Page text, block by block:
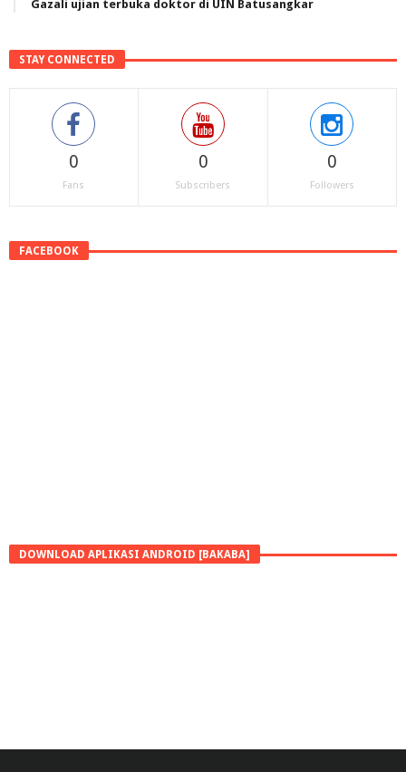
Gazali ujian terbuka doktor di UIN Batusangkar
STAY CONNECTED
0
Fans
0
Subscribers
0
Followers
FACEBOOK
DOWNLOAD APLIKASI ANDROID [BAKABA]